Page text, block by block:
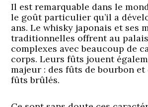
Il est remarquable dans le
le goût particulier qu’il a
ans. Le whisky japonais et ses
traditionnelles offrent au
complexes avec beaucoup de
corps. Leurs fûts jouent
majeur : des fûts de bourbon et
fûts brûlés.